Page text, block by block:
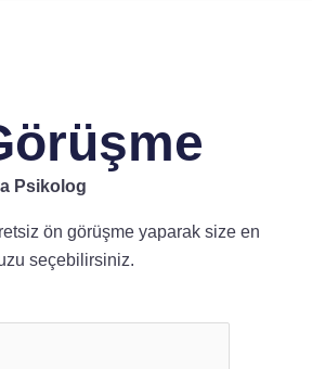
Psikolog
ön görüşme yaparak size en
seçebilirsiniz.